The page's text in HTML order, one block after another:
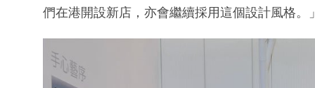
們在港開設新店，亦會繼續採用這個設計風格。